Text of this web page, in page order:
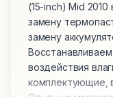
(15-inch) Mid
замену
замену
воздействия
комплектующие,